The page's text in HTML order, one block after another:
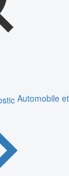
Automobile